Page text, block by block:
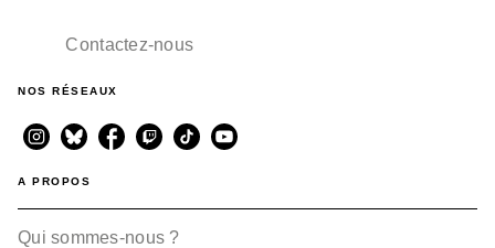
Contactez-nous
NOS RÉSEAUX
A PROPOS
Qui sommes-nous ?